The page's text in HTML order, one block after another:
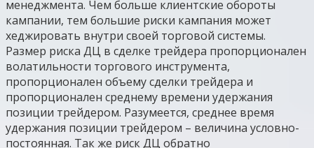
менеджмента. Чем больше клиентские обороты
кампании, тем большие риски кампания может
хеджировать внутри своей торговой системы.
Размер риска ДЦ в сделке трейдера пропорционален
волатильности торгового инструмента,
пропорционален объему сделки трейдера и
пропорционален среднему времени удержания
позиции трейдером. Разумеется, среднее время
удержания позиции трейдером – величина условно-
постоянная. Так же риск ДЦ обратно